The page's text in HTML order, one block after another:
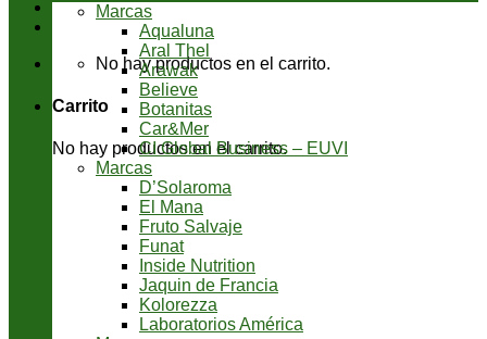
No hay productos en el carrito.
Carrito
No hay productos en el carrito.
Marcas
Aqualuna
Aral Thel
Arawak
Believe
Botanitas
Car&Mer
CI Global Business – EUVI
Marcas
D’Solaroma
El Mana
Fruto Salvaje
Funat
Inside Nutrition
Jaquin de Francia
Kolorezza
Laboratorios América